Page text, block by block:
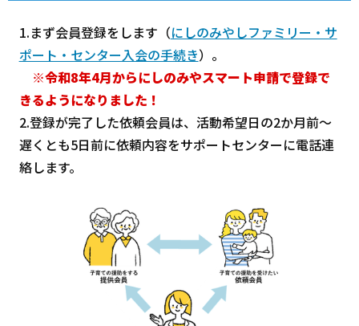
1.まず会員登録をします（にしのみやしファミリー・サ
ポート・センター入会の手続き）。
※令和8年4月からにしのみやスマート申請で登録で
きるようになりました！
2.登録が完了した依頼会員は、活動希望日の2か月前～
遅くとも5日前に依頼内容をサポートセンターに電話連
絡します。